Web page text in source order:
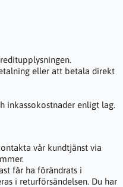
eller att betala direkt
inkassokostnader enligt lag.
vår kundtjänst via
får ha förändrats i
i returförsändelsen. Du har